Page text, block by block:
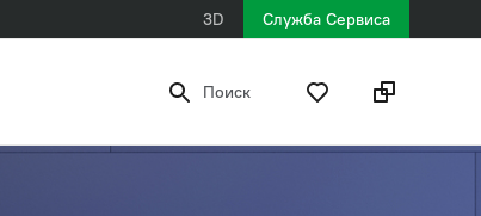
3D Служба Сервиса
Поиск